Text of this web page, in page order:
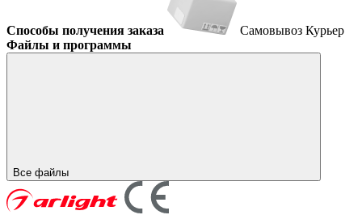
Способы получения заказа Самовывоз Курьер
Файлы и программы
Все файлы